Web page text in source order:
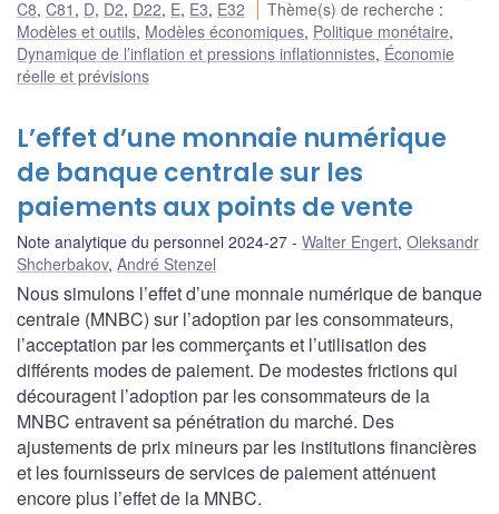
C8, C81 , D, D2, D22, E, E3, E32 Thème(s) de recherche :
Modèles et outils, Modèles économiques, Politique monétaire,
Dynamique de l’inflation et pressions inflationnistes, Économie
réelle et prévisions
L’effet d’une monnaie numérique
de banque centrale sur les
paiements aux points de vente
Note analytique du personnel 2024-27 Walter Engert, Oleksandr
Shcherbakov, André Stenzel
Nous simulons l’effet d’une monnaie numérique de banque
centrale (MNBC) sur l’adoption par les consommateurs,
l’acceptation par les commerçants et l’utilisation des
différents modes de paiement. De modestes frictions qui
découragent l’adoption par les consommateurs de la
MNBC entravent sa pénétration du marché. Des
ajustements de prix mineurs par les institutions financières
et les fournisseurs de services de paiement atténuent
encore plus l’effet de la MNBC.